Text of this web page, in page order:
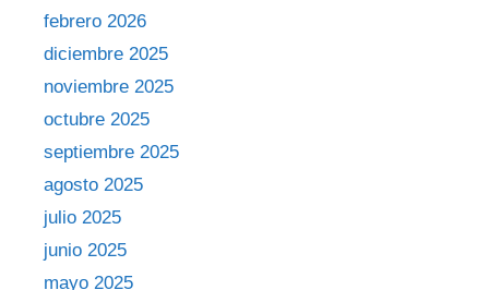
febrero 2026
diciembre 2025
noviembre 2025
octubre 2025
septiembre 2025
agosto 2025
julio 2025
junio 2025
mayo 2025